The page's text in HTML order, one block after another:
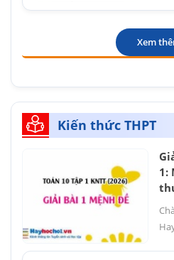
Xem
Kiến thức THPT
1: